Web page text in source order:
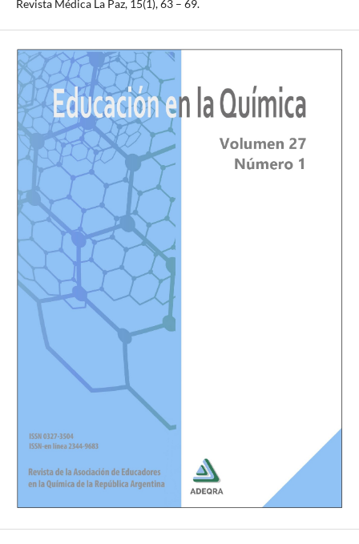
Revista Médica La Paz, 15(1), 63 – 69.